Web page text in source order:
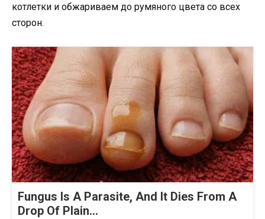
котлетки и обжариваем до румяного цвета со всех
сторон.
Fungus Is A Parasite, And It Dies From A
Drop Of Plain...